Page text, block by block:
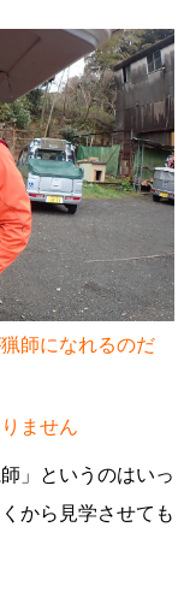
師になれるのだ
ません
」というのはいっ
から見学させても